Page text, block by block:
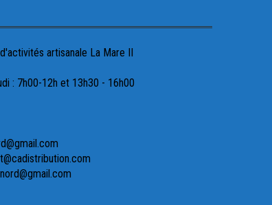
artisanale La Mare II
: 7h00-12h et 13h30 - 16h00